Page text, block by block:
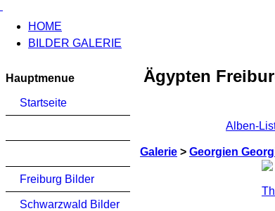
HOME
BILDER GALERIE
Hauptmenue
Startseite
Freiburg Bilder
Schwarzwald Bilder
Ägypten
Alben-
Galerie > Georgien